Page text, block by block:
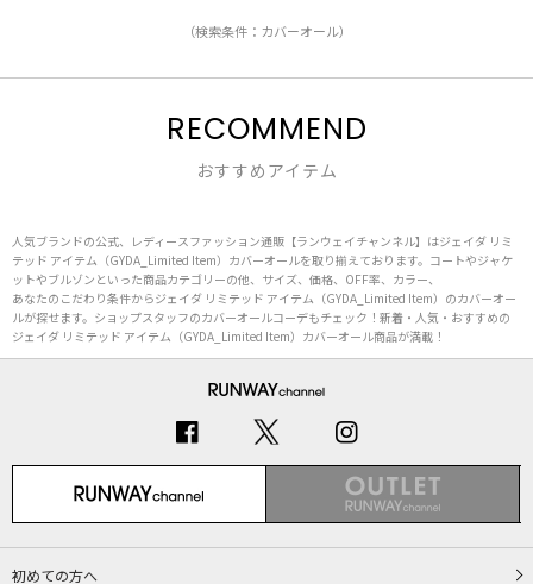
（検索条件：カバーオール）
RECOMMEND
おすすめアイテム
人気ブランドの公式、レディースファッション通販【ランウェイチャンネル】はジェイダ リミ
テッド アイテム（GYDA_Limited Item）カバーオールを取り揃えております。コートやジャケ
ットやブルゾンといった商品カテゴリーの他、サイズ、価格、OFF率、カラー、
あなたのこだわり条件からジェイダ リミテッド アイテム（GYDA_Limited Item）のカバーオー
ルが探せます。ショップスタッフのカバーオールコーデもチェック！新着・人気・おすすめの
ジェイダ リミテッド アイテム（GYDA_Limited Item）カバーオール商品が満載！
初めての方へ